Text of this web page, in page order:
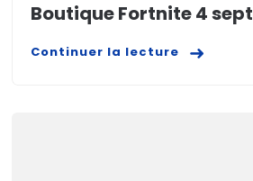
Boutique Fortnite 4
Continuer la lecture